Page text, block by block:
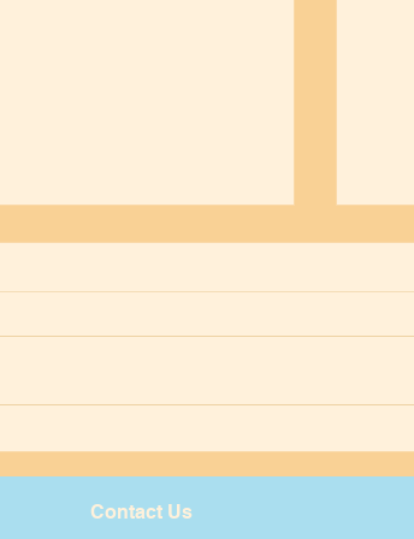
Contact Us